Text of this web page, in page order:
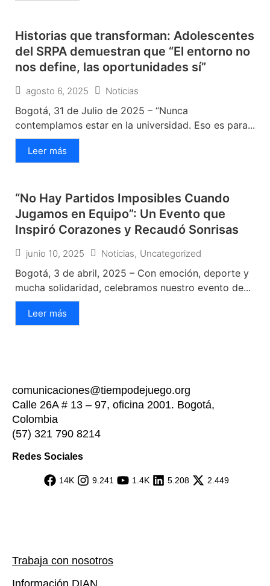
Historias que transforman: Adolescentes
del SRPA demuestran que “El entorno no
nos define, las oportunidades sí”
agosto 6, 2025 Noticias
Bogotá, 31 de Julio de 2025 – “Nunca
contemplamos estar en la universidad. Eso es para...
Leer más
“No Hay Partidos Imposibles Cuando
Jugamos en Equipo”: Un Evento que
Inspiró Corazones y Recaudó Sonrisas
junio 10, 2025 Noticias, Uncategorized
Bogotá, 3 de abril, 2025 – Con emoción, deporte y
mucha solidaridad, celebramos nuestro evento de...
Leer más
comunicaciones@tiempodejuego.org
Calle 26A # 13 – 97, oficina 2001. Bogotá,
Colombia
(57) 321 790 8214
Redes Sociales
14K 9.241 1.4K 5.208 2.449
Trabaja con nosotros